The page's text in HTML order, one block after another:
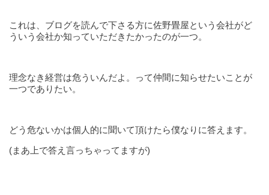
これは、ブログを読んで下さる方に佐野畳屋という会社がど
ういう会社か知っていただきたかったのが一つ。
理念なき経営は危ういんだよ。って仲間に知らせたいことが
一つでありたい。
どう危ないかは個人的に聞いて頂けたら僕なりに答えます。
(まあ上で答え言っちゃってますが)